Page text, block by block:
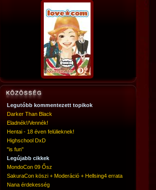
Legutóbb kommentezett topikok
Darker Than Black
Eladnék!/Vennék!
Hentai - 18 éven felülieknek!
Highschool DxD
"is fun"
Legújabb cikkek
MondoCon 09 Ősz
SakuraCon köszi + Moderáció + Hellsing4 errata
Nana érdekesség